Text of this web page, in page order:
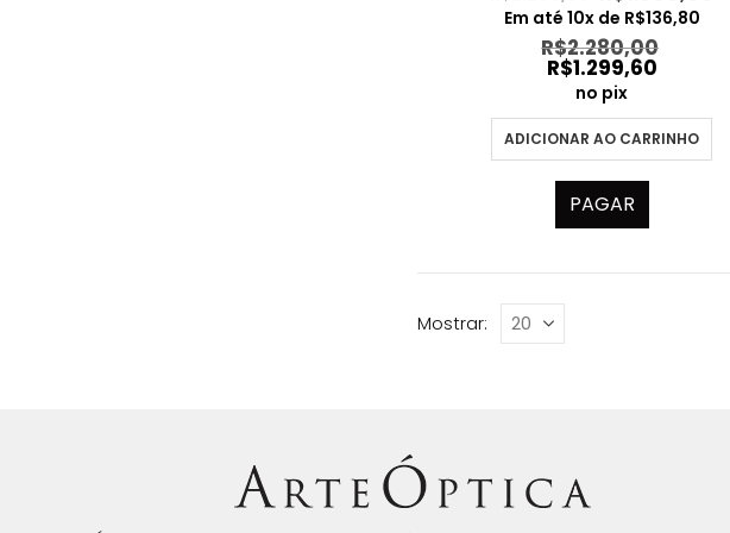
preço
original
era:
R$2.280,00.
Em até 10x de R$136,80
R$2.280,00
R$1.299,60
no pix
ADICIONAR AO CARRINHO
PAGAR
Mostrar: